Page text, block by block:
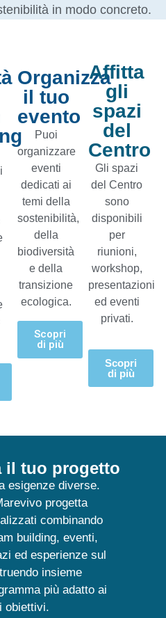
in modo concreto.
Organizza
il tuo
evento
Puoi
organizzare
eventi
dedicati ai
temi della
sostenibilità,
della
biodiversità
e della
transizione
ecologica.
Scopri
di più
Affitta
gli
spazi
del
Centro
Gli spazi
del Centro
sono
disponibili
per
riunioni,
workshop,
presentazioni
ed eventi
privati.
Scopri
di più
il tuo progetto
esigenze diverse.
progetta
combinando
building, eventi,
ed esperienze sul
insieme
più adatto ai
obiettivi.